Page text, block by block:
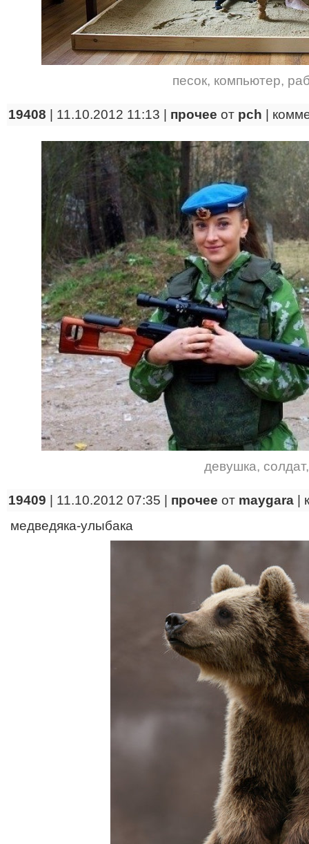
песок, компьютер,
19408 | 11.10.2012 11:13 | прочее от pch
девушка, солдат
19409 | 11.10.2012 07:35 | прочее от maygara
медведяка-улыбака